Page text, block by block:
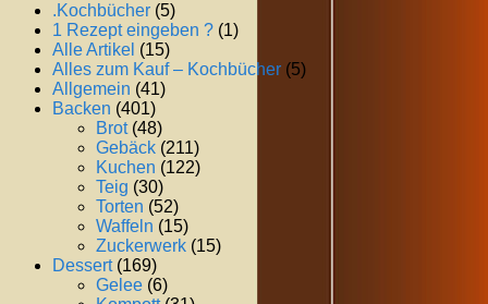
.Kochbücher (5)
1 Rezept eingeben ? (1)
Alle Artikel (15)
Alles zum Kauf – Kochbücher (5)
Allgemein (41)
Backen (401)
Brot(48)
Gebäck (211)
Kuchen (122)
Teig (30)
Torten (52)
Waffeln (15)
Zuckerwerk (15)
Dessert(169)
Gelee (6)